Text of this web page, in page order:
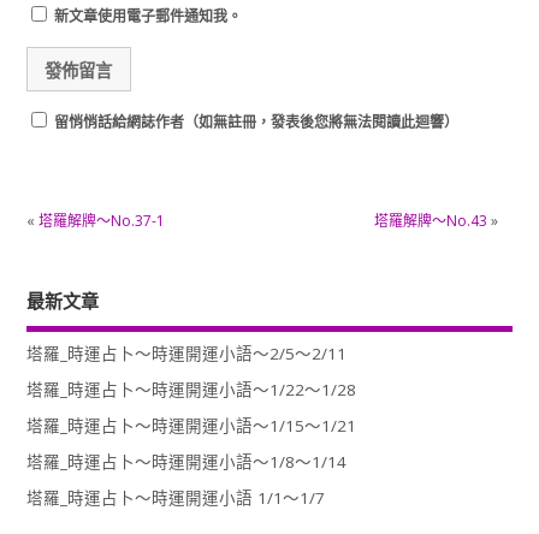
新文章使用電子郵件通知我。
留悄悄話給網誌作者（如無註冊，發表後您將無法閱讀此迴響）
« 塔羅解牌～No.37-1 塔羅解牌～No.43 »
最新文章
塔羅_時運占卜～時運開運小語～2/5～2/11
塔羅_時運占卜～時運開運小語～1/22～1/28
塔羅_時運占卜～時運開運小語～1/15～1/21
塔羅_時運占卜～時運開運小語～1/8～1/14
塔羅_時運占卜～時運開運小語 1/1～1/7